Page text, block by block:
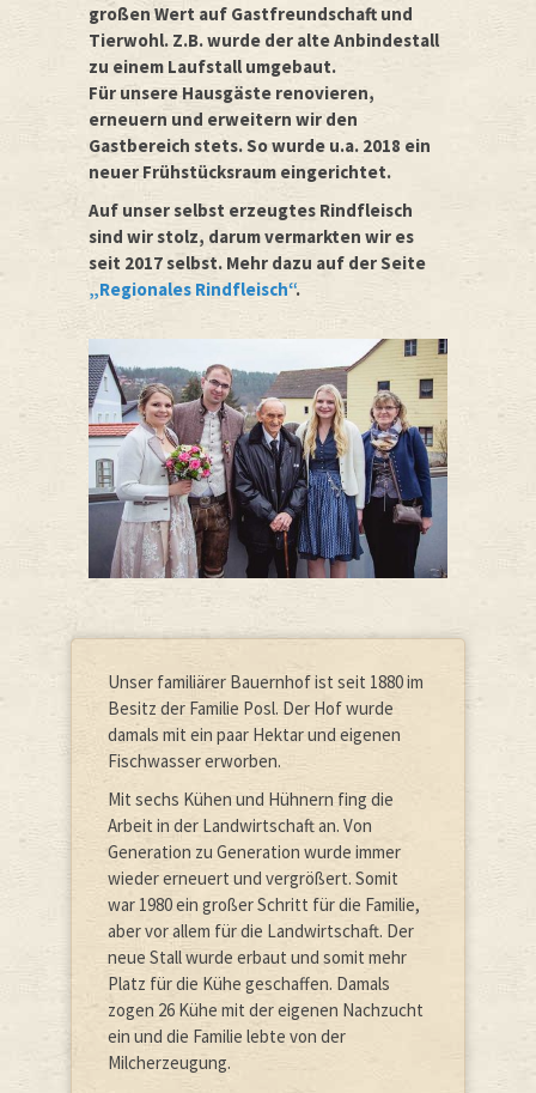
großen Wert auf Gastfreundschaft und
Tierwohl. Z.B. wurde der alte Anbindestall
zu einem Laufstall umgebaut.
Für unsere Hausgäste renovieren,
erneuern und erweitern wir den
Gastbereich stets. So wurde u.a. 2018 ein
neuer Frühstücksraum eingerichtet.
Auf unser selbst erzeugtes Rindfleisch
sind wir stolz, darum vermarkten wir es
seit 2017 selbst. Mehr dazu auf der Seite
„Regionales Rindfleisch“.
Unser familiärer Bauernhof ist seit 1880 im
Besitz der Familie Posl. Der Hof wurde
damals mit ein paar Hektar und eigenen
Fischwasser erworben.
Mit sechs Kühen und Hühnern fing die
Arbeit in der Landwirtschaft an. Von
Generation zu Generation wurde immer
wieder erneuert und vergrößert. Somit
war 1980 ein großer Schritt für die Familie,
aber vor allem für die Landwirtschaft. Der
neue Stall wurde erbaut und somit mehr
Platz für die Kühe geschaffen. Damals
zogen 26 Kühe mit der eigenen Nachzucht
ein und die Familie lebte von der
Milcherzeugung.